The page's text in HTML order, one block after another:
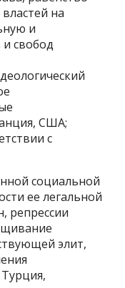
на
и
свобод
США;
с
социальной
ее легальной
репрессии
элит,